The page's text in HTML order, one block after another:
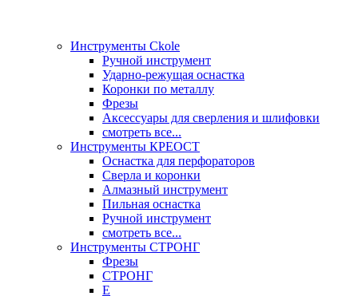
Инструменты Ckole
Ручной инструмент
Ударно‑режущая оснастка
Коронки по металлу
Фрезы
Аксессуары для сверления и шлифовки
смотреть все...
Инструменты КРЕОСТ
Оснастка для перфораторов
Сверла и коронки
Алмазный инструмент
Пильная оснастка
Ручной инструмент
смотреть все...
Инструменты СТРОНГ
Фрезы
СТРОНГ
Е